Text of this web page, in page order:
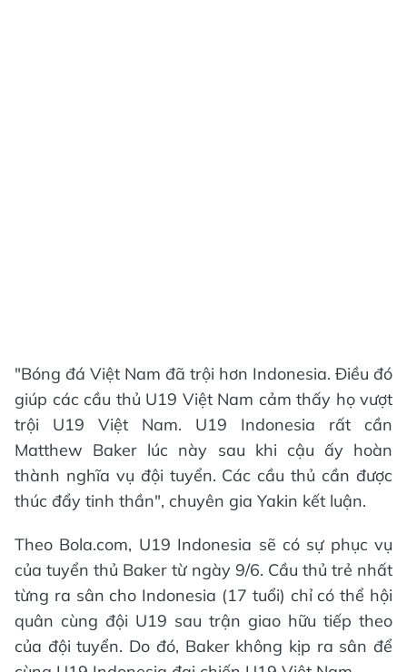
"Bóng đá Việt Nam đã trội hơn Indonesia. Điều đó
giúp các cầu thủ U19 Việt Nam cảm thấy họ vượt
trội U19 Việt Nam. U19 Indonesia rất cần
Matthew Baker lúc này sau khi cậu ấy hoàn
thành nghĩa vụ đội tuyển. Các cầu thủ cần được
thúc đẩy tinh thần", chuyên gia Yakin kết luận.
Theo Bola.com, U19 Indonesia sẽ có sự phục vụ
của tuyển thủ Baker từ ngày 9/6. Cầu thủ trẻ nhất
từng ra sân cho Indonesia (17 tuổi) chỉ có thể hội
quân cùng đội U19 sau trận giao hữu tiếp theo
của đội tuyển. Do đó, Baker không kịp ra sân để